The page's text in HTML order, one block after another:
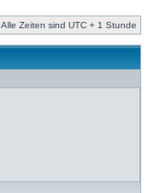
Alle Zeiten sind UTC + 1 Stunde